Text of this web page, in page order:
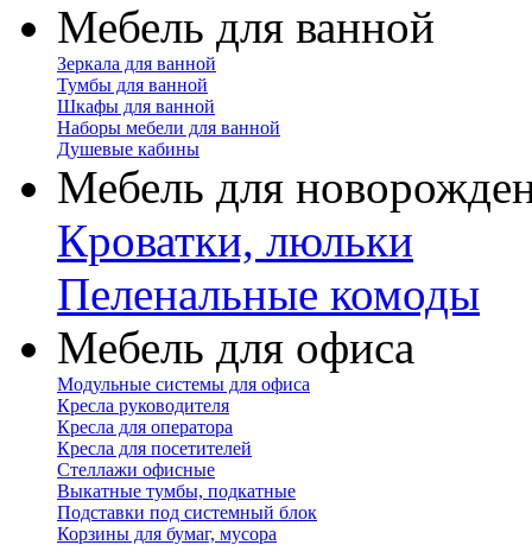
Мебель для ванной
Зеркала для ванной
Тумбы для ванной
Шкафы для ванной
Наборы мебели для ванной
Душевые кабины
Мебель для
Кроватки, люльки
Пеленальные комоды
Мебель для офиса
Модульные системы для офиса
Кресла руководителя
Кресла для оператора
Кресла для посетителей
Стеллажи офисные
Выкатные тумбы, подкатные
Подставки под системный блок
Корзины для бумаг, мусора